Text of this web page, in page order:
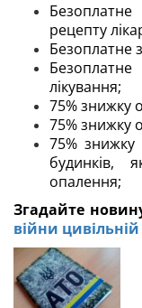
рецепту
Безоплатне
лікування;
75% знижку
75% знижку
75%
будинків,
опалення;
Згадайте
війни цивільній